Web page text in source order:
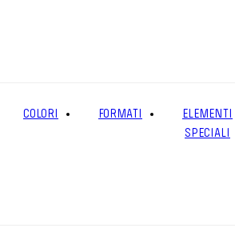
COLORI FORMATI
ELEMENTI
SPECIALI